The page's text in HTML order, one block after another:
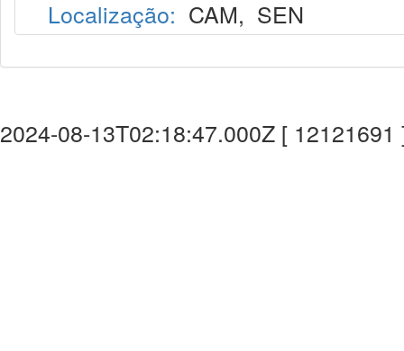
Localização: CAM, SEN
2024-08-13T02:18:47.000Z [ 12121691